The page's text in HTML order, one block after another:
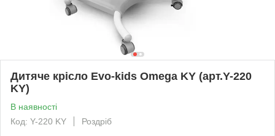
Дитяче крісло Evo-kids Omega KY (арт.Y-220
KY)
В наявності
Код: Y-220 KY
Роздріб